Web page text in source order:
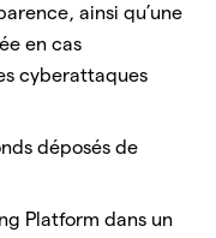
ainsi qu’une
en cas
cyberattaques
déposés de
Platform dans un